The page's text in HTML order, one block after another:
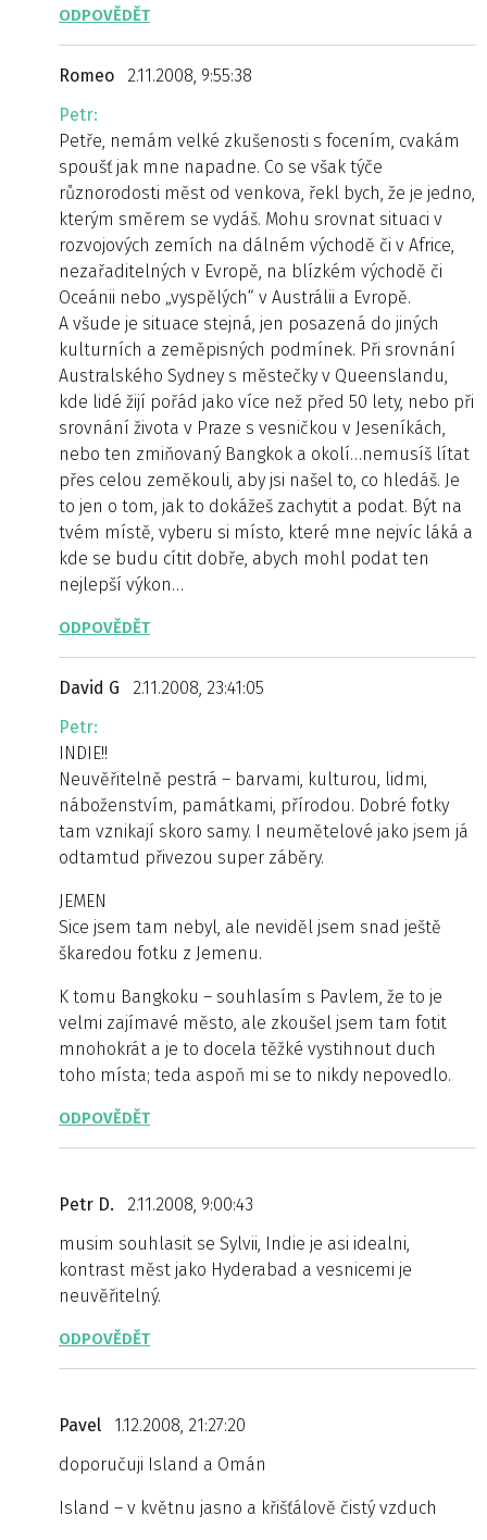
ODPOVĚDĚT
Romeo
2.11.2008, 9:55:38
Petr:
Petře, nemám velké zkušenosti s focením, cvakám
spoušť jak mne napadne. Co se však týče
různorodosti měst od venkova, řekl bych, že je jedno,
kterým směrem se vydáš. Mohu srovnat situaci v
rozvojových zemích na dálném východě či v Africe,
nezařaditelných v Evropě, na blízkém východě či
Oceánii nebo „vyspělých“ v Austrálii a Evropě.
A všude je situace stejná, jen posazená do jiných
kulturních a zeměpisných podmínek. Při srovnání
Australského Sydney s městečky v Queenslandu,
kde lidé žijí pořád jako více než před 50 lety, nebo při
srovnání života v Praze s vesničkou v Jeseníkách,
nebo ten zmiňovaný Bangkok a okolí…nemusíš lítat
přes celou zeměkouli, aby jsi našel to, co hledáš. Je
to jen o tom, jak to dokážeš zachytit a podat. Být na
tvém místě, vyberu si místo, které mne nejvíc láká a
kde se budu cítit dobře, abych mohl podat ten
nejlepší výkon…
ODPOVĚDĚT
David G
2.11.2008, 23:41:05
Petr:
INDIE!!
Neuvěřitelně pestrá – barvami, kulturou, lidmi,
náboženstvím, památkami, přírodou. Dobré fotky
tam vznikají skoro samy. I neumětelové jako jsem já
odtamtud přivezou super záběry.
JEMEN
Sice jsem tam nebyl, ale neviděl jsem snad ještě
škaredou fotku z Jemenu.
K tomu Bangkoku – souhlasím s Pavlem, že to je
velmi zajímavé město, ale zkoušel jsem tam fotit
mnohokrát a je to docela těžké vystihnout duch
toho místa; teda aspoň mi se to nikdy nepovedlo.
ODPOVĚDĚT
Petr D.
2.11.2008, 9:00:43
musim souhlasit se Sylvii, Indie je asi idealni,
kontrast měst jako Hyderabad a vesnicemi je
neuvěřitelný.
ODPOVĚDĚT
Pavel
1.12.2008, 21:27:20
doporučuji Island a Omán
Island – v květnu jasno a křišťálově čistý vzduch